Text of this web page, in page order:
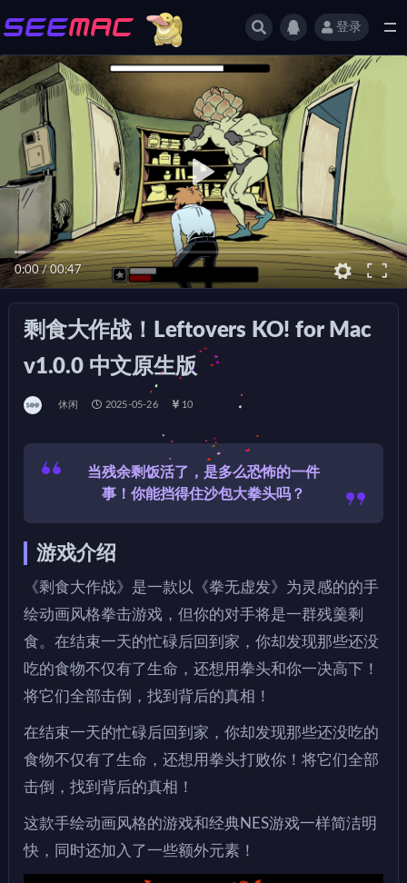
登录
0:00/00:47
剩食大作战！Leftovers KO! for Mac
v1.0.0 中文原生版
休闲 2025-05-26 10
当残余剩饭活了，是多么恐怖的一件
事！你能挡得住沙包大拳头吗？
游戏介绍
《剩食大作战》是一款以《拳无虚发》为灵感的的手
绘动画风格拳击游戏，但你的对手将是一群残羹剩
食。在结束一天的忙碌后回到家，你却发现那些还没
吃的食物不仅有了生命，还想用拳头和你一决高下！
将它们全部击倒，找到背后的真相！
在结束一天的忙碌后回到家，你却发现那些还没吃的
食物不仅有了生命，还想用拳头打败你！将它们全部
击倒，找到背后的真相！
这款手绘动画风格的游戏和经典NES游戏一样简洁明
快，同时还加入了一些额外元素！